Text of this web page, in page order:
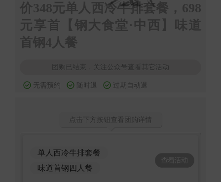
价348元单人西冷牛排套餐，698
元享首【钢大食堂·中西】味道
首钢4人餐
团购已结束，关注公众号查看其它活动
无需预约 随时退 过期自动退
点击下方按钮查看团购详情
单人西冷牛排套餐
味道首钢四人餐